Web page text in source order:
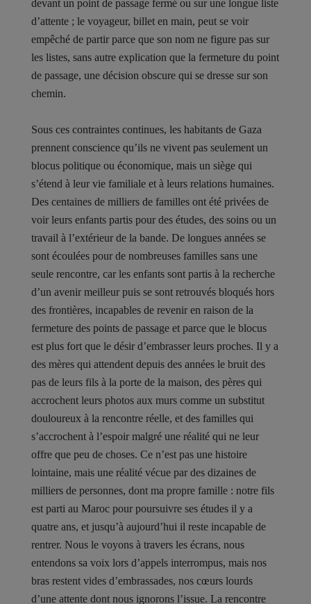
devant un point de passage fermé ou sur une longue liste
d’attente ; le voyageur, billet en main, peut se voir
empêché de partir parce que son nom ne figure pas sur
les listes, sans autre explication que la fermeture du point
de passage, une décision obscure qui se dresse sur son
chemin.
Sous ces contraintes continues, les habitants de Gaza
prennent conscience qu’ils ne vivent pas seulement un
blocus politique ou économique, mais un siège qui
s’étend à leur vie familiale et à leurs relations humaines.
Des centaines de milliers de familles ont été privées de
voir leurs enfants partis pour des études, des soins ou un
travail à l’extérieur de la bande. De longues années se
sont écoulées pour de nombreuses familles sans une
seule rencontre, car les enfants sont partis à la recherche
d’un avenir meilleur puis se sont retrouvés bloqués hors
des frontières, incapables de revenir en raison de la
fermeture des points de passage et parce que le blocus
est plus fort que le désir d’embrasser leurs proches. Il y a
des mères qui attendent depuis des années le bruit des
pas de leurs fils à la porte de la maison, des pères qui
accrochent leurs photos aux murs comme un substitut
douloureux à la rencontre réelle, et des familles qui
s’accrochent à l’espoir malgré une réalité qui ne leur
offre que peu de choses. Ce n’est pas une histoire
lointaine, mais une réalité vécue par des dizaines de
milliers de personnes, dont ma propre famille : notre fils
est parti au Maroc pour poursuivre ses études il y a
quatre ans, et jusqu’à aujourd’hui il reste incapable de
rentrer. Nous le voyons à travers les écrans, nous
entendons sa voix lors d’appels interrompus, mais nos
bras restent vides d’embrassades, nos cœurs lourds
d’une attente dont nous ignorons l’issue. La rencontre